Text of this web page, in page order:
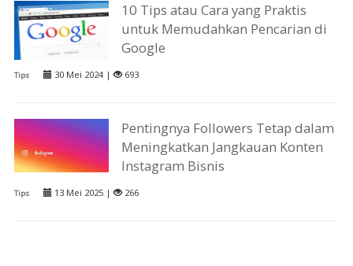
10 Tips atau Cara yang Praktis
untuk Memudahkan Pencarian di
Google
Tips 30 Mei 2024 | 693
Pentingnya Followers Tetap dalam
Meningkatkan Jangkauan Konten
Instagram Bisnis
Tips 13 Mei 2025 | 266